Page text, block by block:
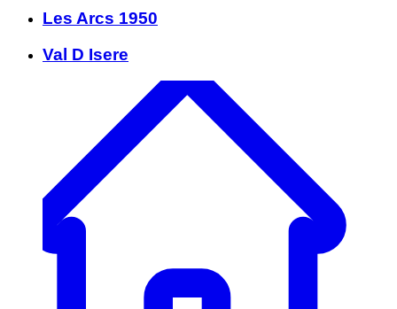
Les Arcs 1950
Val D Isere